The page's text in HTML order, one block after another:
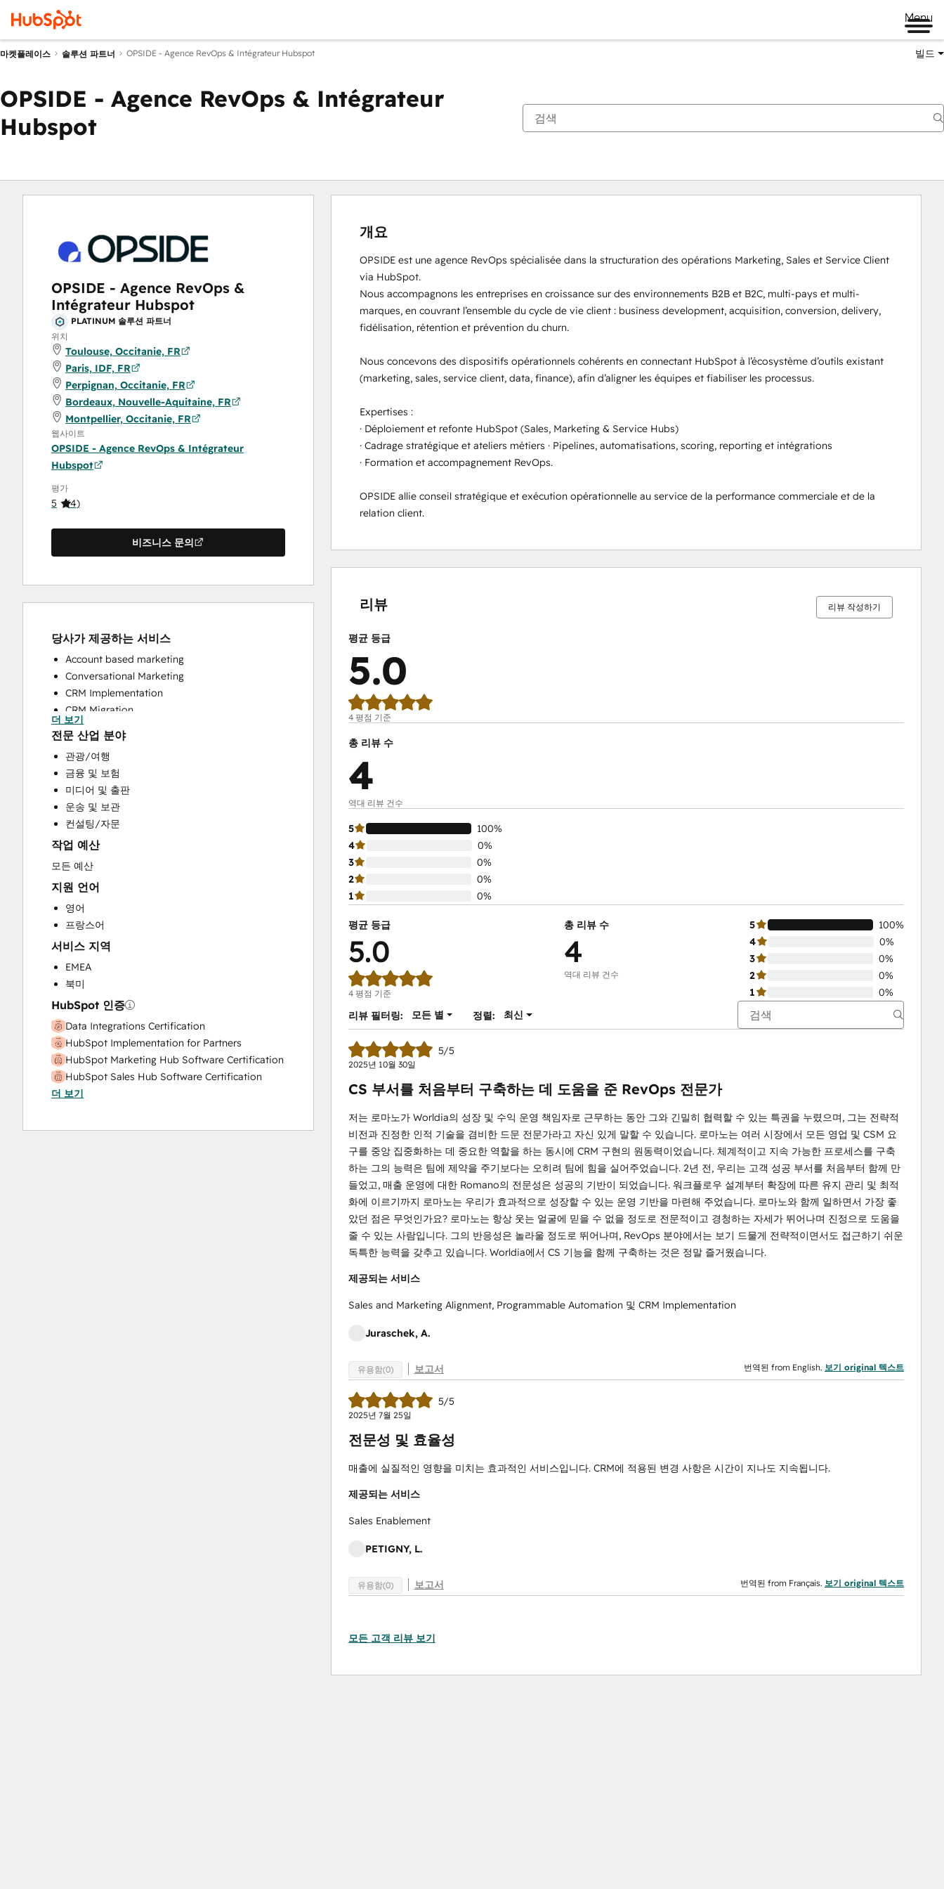
Menu
마켓플레이스 솔루션 파트너 OPSIDE - Agence RevOps & Intégrateur Hubspot 빌드
OPSIDE - Agence RevOps & Intégrateur
Hubspot
OPSIDE - Agence RevOps &
Intégrateur Hubspot
PLATINUM 솔루션 파트너
위치
Toulouse, Occitanie, FR
Paris, IDF, FR
Perpignan, Occitanie, FR
Bordeaux, Nouvelle-Aquitaine, FR
Montpellier, Occitanie, FR
웹사이트
OPSIDE - Agence RevOps & Intégrateur
Hubspot
평가
5 (4)
비즈니스 문의
당사가 제공하는 서비스
Account based marketing
Conversational Marketing
CRM Implementation
CRM Migration
Customer Marketing
Customer Success Training
Customer Support Training
Customer Survey and Analysis
Email Marketing
Full Inbound Marketing Services
Help Desk Implementation
HubSpot Onboarding
Knowledge Base Development
Programmable Automation
Public Relations
Sales and Marketing Alignment
Sales Coaching and Training
Sales Enablement
Search Engine Optimization
더 보기
전문 산업 분야
관광/여행
금융 및 보험
미디어 및 출판
운송 및 보관
컨설팅/자문
작업 예산
모든 예산
지원 언어
영어
프랑스어
서비스 지역
EMEA
북미
HubSpot 인증
Data Integrations Certification
HubSpot Implementation for Partners
HubSpot Marketing Hub Software Certification
HubSpot Sales Hub Software Certification
HubSpot Solutions Partner
Revenue Operations
더 보기
개요
OPSIDE est une agence RevOps spécialisée dans la structuration des opérations Marketing, Sales et Service Client
via HubSpot.
Nous accompagnons les entreprises en croissance sur des environnements B2B et B2C, multi-pays et multi-
marques, en couvrant l’ensemble du cycle de vie client : business development, acquisition, conversion, delivery,
fidélisation, rétention et prévention du churn.
Nous concevons des dispositifs opérationnels cohérents en connectant HubSpot à l’écosystème d’outils existant
(marketing, sales, service client, data, finance), afin d’aligner les équipes et fiabiliser les processus.
Expertises :
· Déploiement et refonte HubSpot (Sales, Marketing & Service Hubs)
· Cadrage stratégique et ateliers métiers · Pipelines, automatisations, scoring, reporting et intégrations
· Formation et accompagnement RevOps.
OPSIDE allie conseil stratégique et exécution opérationnelle au service de la performance commerciale et de la
relation client.
리뷰 리뷰 작성하기
평균 등급
5.0
4 평점 기준
총 리뷰 수
4
역대 리뷰 건수
5
100%
4
0%
3
0%
2
0%
1
0%
평균 등급
5.0
4 평점 기준
총 리뷰 수
4
역대 리뷰 건수
5
료
100%
4
0%
3
0%
2
0%
1
0%
리뷰 필터링:
모든 별 정렬: 최신
5/5
2025년 10월 30일
CS 부서를 처음부터 구축하는 데 도움을 준 RevOps 전문가
저는 로마노가 Worldia의 성장 및 수익 운영 책임자로 근무하는 동안 그와 긴밀히 협력할 수 있는 특권을 누렸으며, 그는 전략적
비전과 진정한 인적 기술을 겸비한 드문 전문가라고 자신 있게 말할 수 있습니다. 로마노는 여러 시장에서 모든 영업 및 CSM 요
구를 중앙 집중화하는 데 중요한 역할을 하는 동시에 CRM 구현의 원동력이었습니다. 체계적이고 지속 가능한 프로세스를 구축
하는 그의 능력은 팀에 제약을 주기보다는 오히려 팀에 힘을 실어주었습니다. 2년 전, 우리는 고객 성공 부서를 처음부터 함께 만
들었고, 매출 운영에 대한 Romano의 전문성은 성공의 기반이 되었습니다. 워크플로우 설계부터 확장에 따른 유지 관리 및 최적
화에 이르기까지 로마노는 우리가 효과적으로 성장할 수 있는 운영 기반을 마련해 주었습니다. 로마노와 함께 일하면서 가장 좋
았던 점은 무엇인가요? 로마노는 항상 웃는 얼굴에 믿을 수 없을 정도로 전문적이고 경청하는 자세가 뛰어나며 진정으로 도움을
줄 수 있는 사람입니다. 그의 반응성은 놀라울 정도로 뛰어나며, RevOps 분야에서는 보기 드물게 전략적이면서도 접근하기 쉬운
독특한 능력을 갖추고 있습니다. Worldia에서 CS 기능을 함께 구축하는 것은 정말 즐거웠습니다.
제공되는 서비스
Sales and Marketing Alignment, Programmable Automation 및 CRM Implementation
Juraschek, A.
유용함(0) 보고서 번역된 from English. 보기 original 텍스트
5/5
2025년 7월 25일
전문성 및 효율성
매출에 실질적인 영향을 미치는 효과적인 서비스입니다. CRM에 적용된 변경 사항은 시간이 지나도 지속됩니다.
제공되는 서비스
Sales Enablement
PETIGNY, L.
유용함(0) 보고서 번역된 from Français. 보기 original 텍스트
모든 고객 리뷰 보기